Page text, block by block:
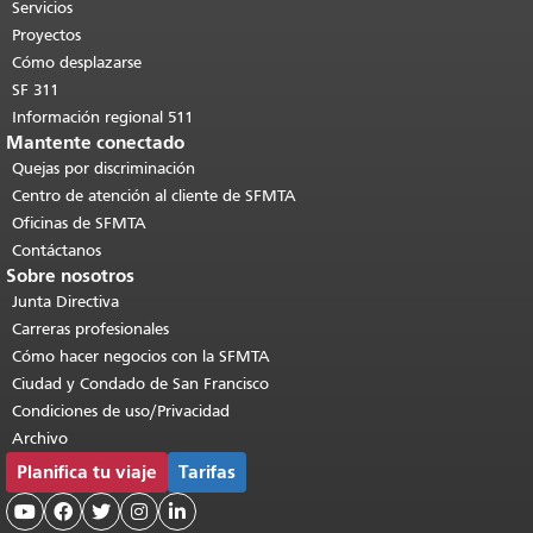
páginas.Volver al principio del
contenido principal
Servicios
Proyectos
Cómo desplazarse
SF 311
Información regional 511
Mantente conectado
Quejas por discriminación
Centro de atención al cliente de SFMTA
Oficinas de SFMTA
Contáctanos
Sobre nosotros
Junta Directiva
Carreras profesionales
Cómo hacer negocios con la SFMTA
Ciudad y Condado de San Francisco
Condiciones de uso/Privacidad
Archivo
Planifica tu viaje Tarifas
    